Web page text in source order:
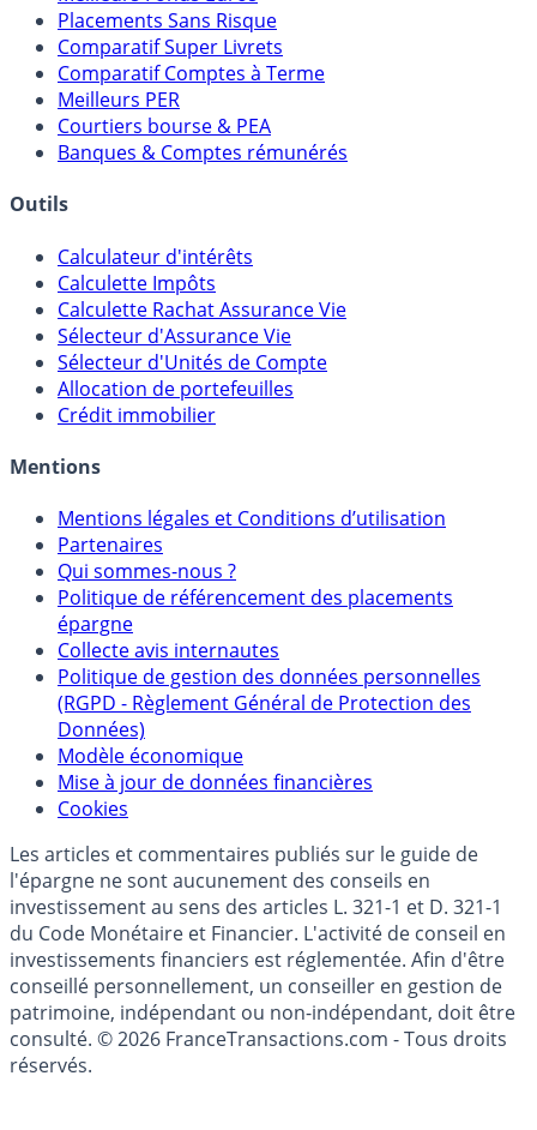
Meilleures Assurances-Vie
Meilleurs Fonds Euros
Placements Sans Risque
Comparatif Super Livrets
Comparatif Comptes à Terme
Meilleurs PER
Banques & Comptes rémunérés
Outils
Calculateur d'intérêts
Calculette Impôts
Calculette Rachat Assurance Vie
Sélecteur d'Assurance Vie
Sélecteur d'Unités de Compte
Crédit immobilier
Mentions
Mentions légales et Conditions d’utilisation
Partenaires
Qui sommes-nous ?
Politique de référencement des placements
épargne
Collecte avis internautes
Politique de gestion des données personnelles
(RGPD - Règlement Général de Protection des
Données)
Modèle économique
Cookies
Les articles et commentaires publiés sur le guide de
l'épargne ne sont aucunement des conseils en
investissement au sens des articles L. 321-1 et D. 321-1
du Code Monétaire et Financier. L'activité de conseil en
investissements financiers est réglementée. Afin d'être
conseillé personnellement, un conseiller en gestion de
patrimoine, indépendant ou non-indépendant, doit être